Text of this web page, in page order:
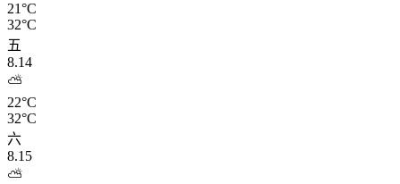
21°C
32°C
五
8.14
⛅
22°C
32°C
六
8.15
⛅